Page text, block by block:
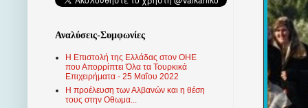
Αναλύσεις-Συμφωνίες
Η Επιστολή της Ελλάδας στον ΟΗΕ
που Απορρίπτει Όλα τα Τουρκικά
Επιχειρήματα - 25 Μαΐου 2022
Η προέλευση των Αλβανών και η θέση
τους στην Οθωμα...